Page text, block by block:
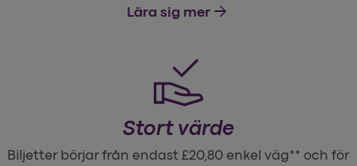
Lära sig mer arrow_forward
Stort värde
Biljetter börjar från endast £20,80 enkel väg** och för